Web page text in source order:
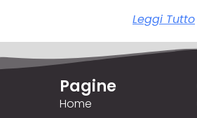
Leggi Tutto
Pagine
Home